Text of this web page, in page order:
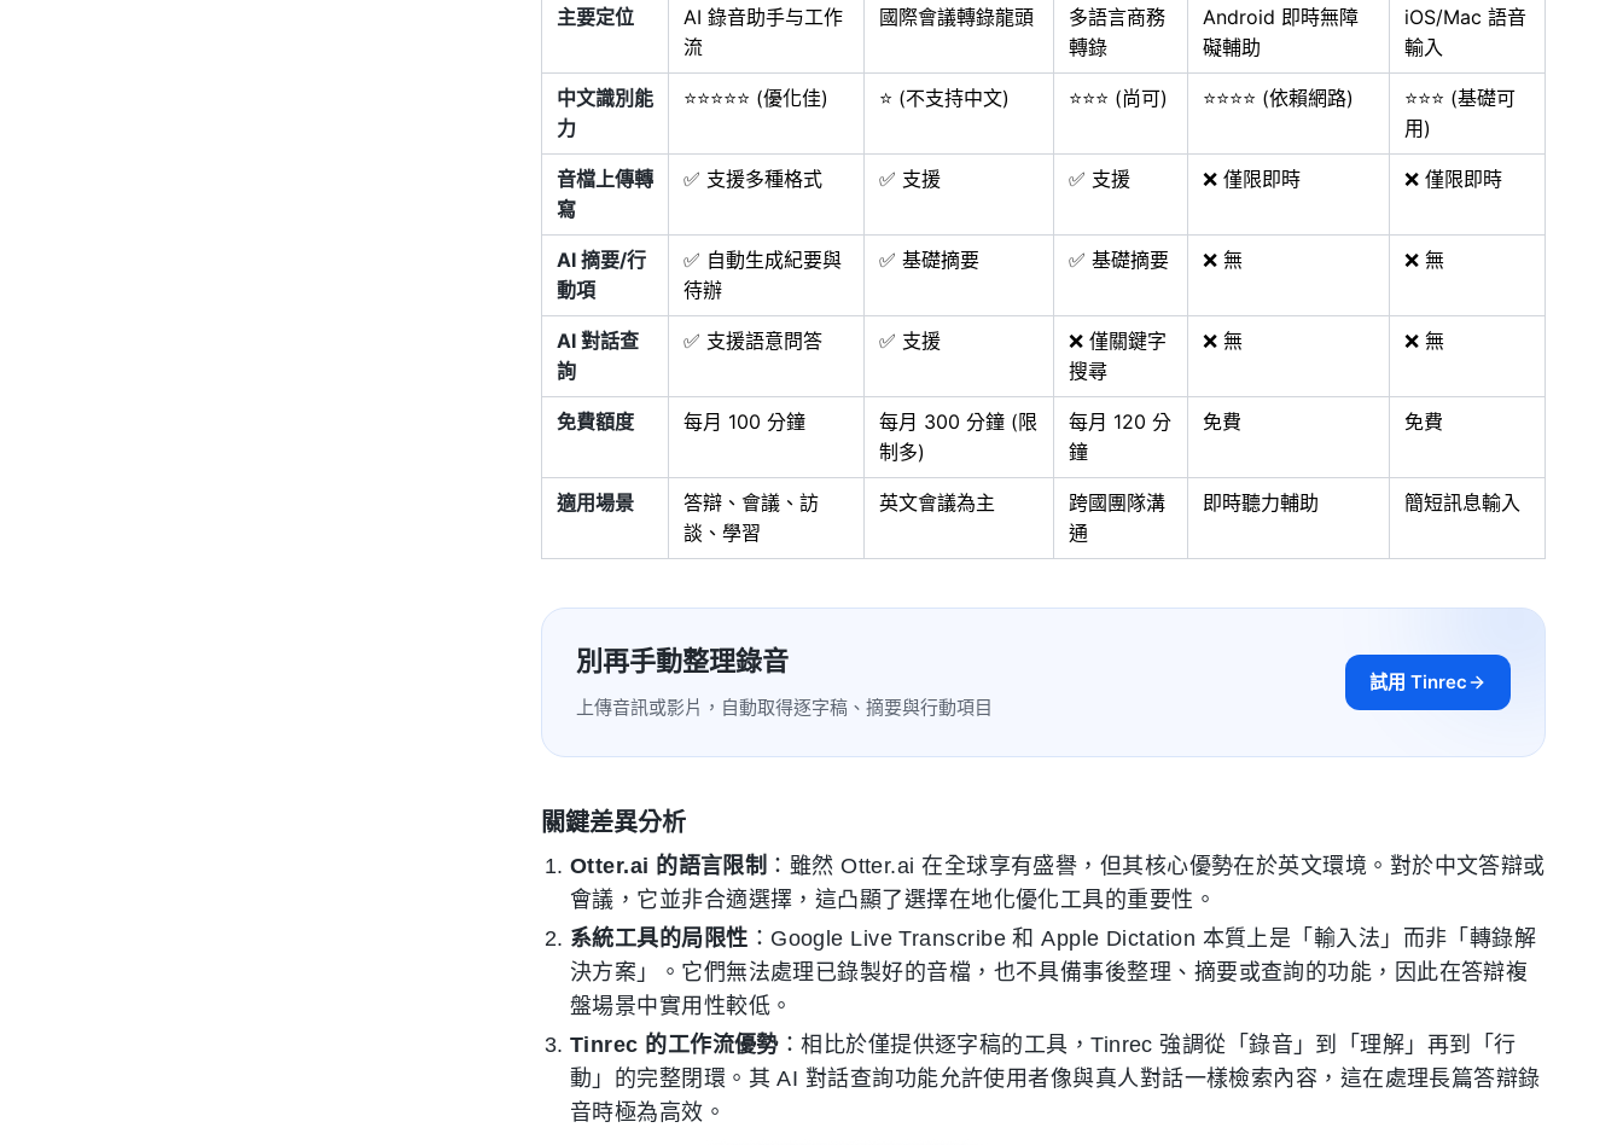
主要定位
AI 錄音助手与工作
流
國際會議轉錄龍頭
多語言商務
轉錄
Android 即時無障
礙輔助
iOS/Mac 語音
輸入
中文識別能
力
⭐⭐⭐⭐⭐ (優化佳) ⭐ (不支持中文) ⭐⭐⭐ (尚可) ⭐⭐⭐⭐ (依賴網路)
⭐⭐⭐ (基礎可
用)
音檔上傳轉
寫
✅ 支援多種格式 ✅ 支援 ✅ 支援 ❌ 僅限即時 ❌ 僅限即時
AI 摘要/行
動項
✅ 自動生成紀要與
待辦
✅ 基礎摘要 ✅ 基礎摘要 ❌ 無 ❌ 無
AI 對話查
詢
✅ 支援語意問答 ✅ 支援
❌ 僅關鍵字
搜尋
❌ 無 ❌ 無
免費額度 每月 100 分鐘
每月 300 分鐘 (限
制多)
每月 120 分
鐘
免費 免費
適用場景
答辯、會議、訪
談、學習
英文會議為主
跨國團隊溝
通
即時聽力輔助 簡短訊息輸入
別再手動整理錄音
上傳音訊或影片，自動取得逐字稿、摘要與行動項目
試用 Tinrec
關鍵差異分析
Otter.ai 的語言限制 ：雖然 Otter.ai 在全球享有盛譽，但其核心優勢在於英文環境。對於中文答辯或
會議，它並非合適選擇，這凸顯了選擇在地化優化工具的重要性。
系統工具的局限性 ：Google Live Transcribe 和 Apple Dictation 本質上是「輸入法」而非「轉錄解
決方案」。它們無法處理已錄製好的音檔，也不具備事後整理、摘要或查詢的功能，因此在答辯複
盤場景中實用性較低。
Tinrec 的工作流優勢：相比於僅提供逐字稿的工具，Tinrec 強調從「錄音」到「理解」再到「行
動」的完整閉環。其 AI 對話查詢功能允許使用者像與真人對話一樣檢索內容，這在處理長篇答辯錄
音時極為高效。